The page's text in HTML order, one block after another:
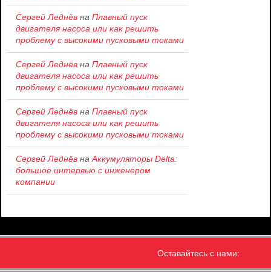
Сергей Леднёв наПлавный пуск
двигателя насоса или как решить
проблему c высокими пусковыми токами
Сергей Леднёв наПлавный пуск
двигателя насоса или как решить
проблему c высокими пусковыми токами
Сергей Леднёв наПлавный пуск
двигателя насоса или как решить
проблему c высокими пусковыми токами
Сергей Леднёв наАккумуляторы Delta:
большое интервью с инженером
компании
Оставайтесь с нами: